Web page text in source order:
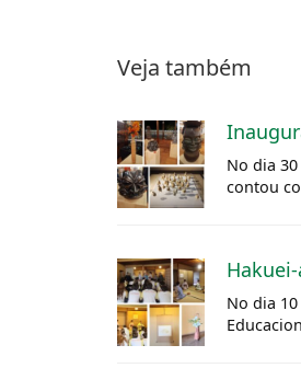
Veja também
No dia
contou
No dia